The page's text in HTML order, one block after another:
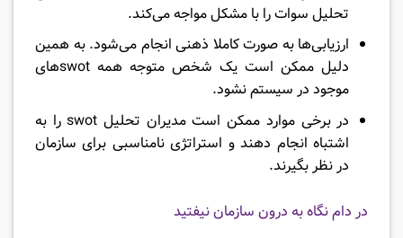
تحلیل سوات را با مشکل مواجه می‌کند.
ارزیابی‌ها به صورت کاملا ذهنی انجام می‌شود. به همین
دلیل ممکن است یک شخص متوجه همه swotهای
موجود در سیستم نشود.
در برخی موارد ممکن است مدیران تحلیل swot را به
اشتباه انجام دهند و استراتژی نامناسبی برای سازمان
در نظر بگیرند.
در دام نگاه به درون سازمان نیفتید